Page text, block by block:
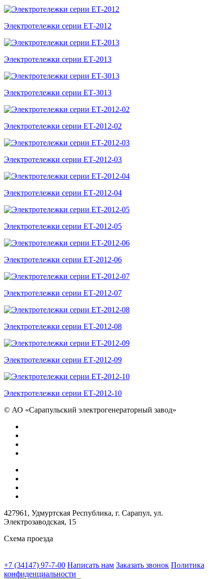
Электротележки серии ЕТ-2012
Электротележки серии ЕТ-2013
Электротележки серии ЕТ-3013
Электротележки серии ЕТ-2012-02
Электротележки серии ЕТ-2012-03
Электротележки серии ЕТ-2012-04
Электротележки серии ЕТ-2012-05
Электротележки серии ЕТ-2012-06
Электротележки серии ЕТ-2012-07
Электротележки серии ЕТ-2012-08
Электротележки серии ЕТ-2012-09
Электротележки серии ЕТ-2012-10
© АО «Сарапульский электрогенераторный завод»
427961, Удмуртская Республика, г. Сарапул, ул.
Электрозаводская, 15
Схема проезда
+7 (34147) 97-7-00 Написать нам Заказать звонок Политика
конфиденциальности